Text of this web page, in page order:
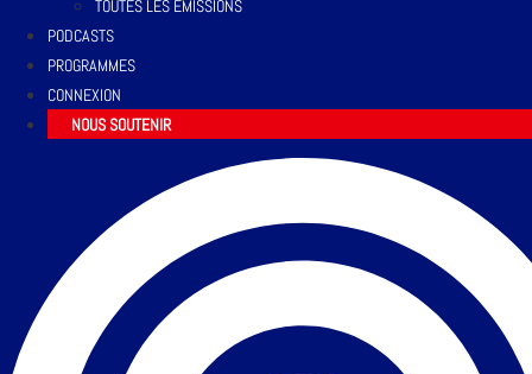
TOUTES LES ÉMISSIONS
PODCASTS
PROGRAMMES
CONNEXION
NOUS SOUTENIR